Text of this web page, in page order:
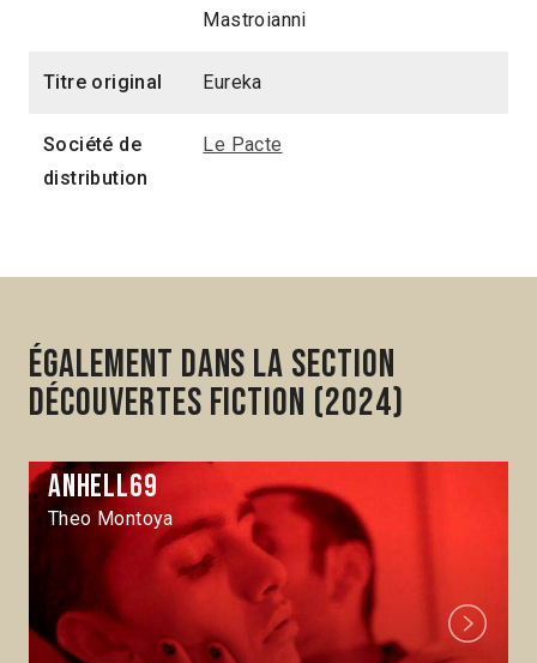
Mastroianni
Titre original Eureka
Société de
distribution
Le Pacte
Également dans la section
Découvertes Fiction (2024)
Anhell69
Theo Montoya
Next